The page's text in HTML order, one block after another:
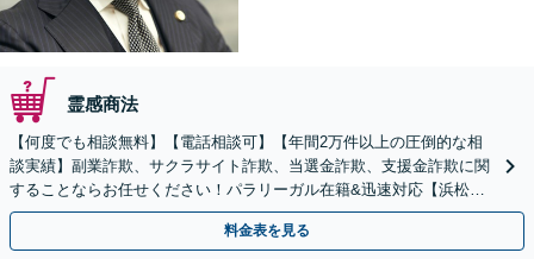
霊感商法
【何度でも相談無料】【電話相談可】【年間2万件以上の圧倒的な相
談実績】副業詐欺、サクラサイト詐欺、当選金詐欺、支援金詐欺に関
することならお任せください！パラリーガル在籍&迅速対応【浜松町
駅1分】※結婚詐欺・ロマンス詐欺に関するご相談はお断り
料金表を見る